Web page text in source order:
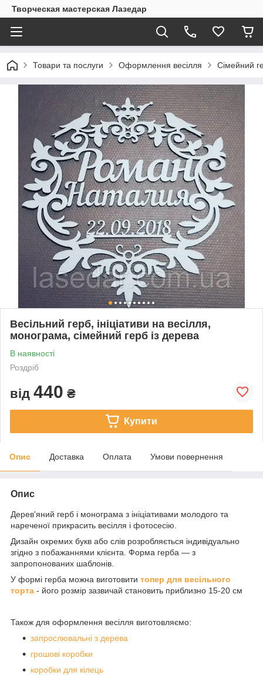
Творческая мастерская Лазедар
Товари та послуги Оформлення весілля Сімейний
Весільний герб, ініціативи на весілля,
монограма, сімейний герб із дерева
В наявності
Роздріб
від 440 ₴
Купити
Опис Доставка Оплата Умови повернення
Опис
Дерев'яний герб і монограма з ініціативами молодого та
нареченої прикрасить весілля і фотосесію.
Дизайн окремих букв або слів розробляється індивідуально
згідно з побажаннями клієнта. Форма герба — з
запропонованих шаблонів.
У формі герба можна виготовити топер для весільного
торта - його розмір зазвичай становить приблизно 15-20 см
Також для оформлення весілля виготовляємо:
запрослювальні з дерева
грошові коробки
коробки для кілець